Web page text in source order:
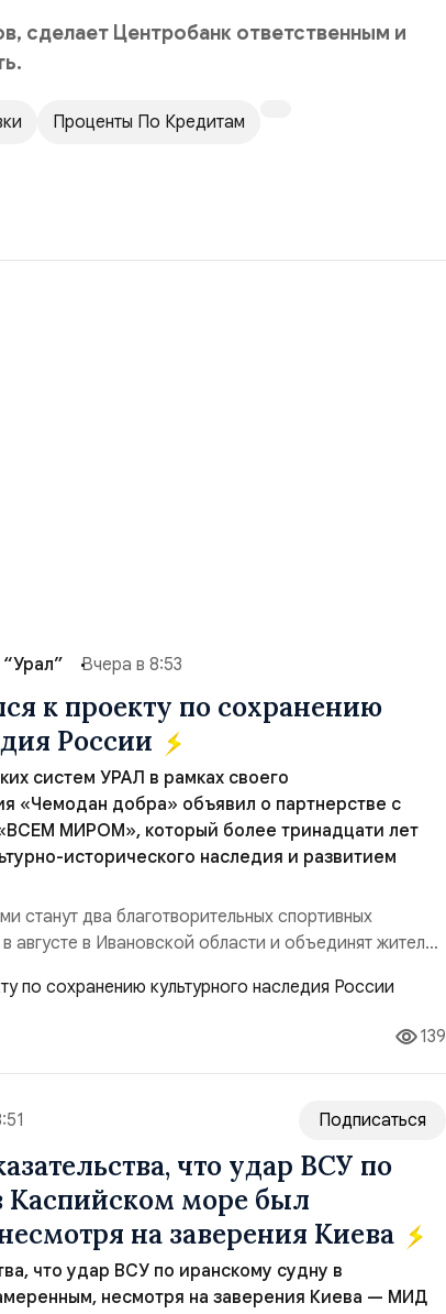
сделает Центробанк ответственным и
Проценты По Кредитам
Вчера в 8:53
к проекту по сохранению
России
систем УРАЛ в рамках своего
«Чемодан добра» объявил о партнерстве с
МИРОМ», который более тринадцати лет
исторического наследия и развитием
станут два благотворительных спортивных
августе в Ивановской области и объединят жителей
со всей страны. Для УРАЛ это продолжение
развитии российского производства и
убеждена, что уважение к с...
139
Подписаться
что удар ВСУ по
Каспийском море был
на заверения Киева
что удар ВСУ по иранскому судну в
несмотря на заверения Киева — МИД